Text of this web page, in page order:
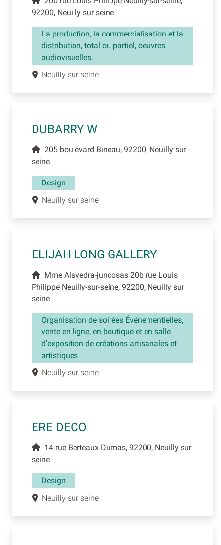
92200, Neuilly sur seine
La production, la commercialisation et la
distribution, total ou partiel, oeuvres
audiovisuelles.
Neuilly sur seine
DUBARRY W
205 boulevard Bineau, 92200, Neuilly sur
seine
Design
Neuilly sur seine
ELIJAH LONG GALLERY
Mme Alavedra-juncosas 20b rue Louis
Philippe Neuilly-sur-seine, 92200, Neuilly sur
seine
Organisation de soirées Événementielles,
vente en ligne, en boutique et en salle
d'exposition de créations artisanales et
artistiques
Neuilly sur seine
ERE DECO
14 rue Berteaux Dumas, 92200, Neuilly sur
seine
Design
Neuilly sur seine